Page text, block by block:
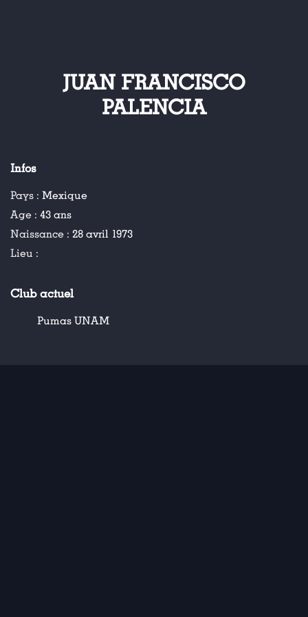
JUAN FRANCISCO
PALENCIA
Infos
Pays : Mexique
Age : 43 ans
Naissance : 28 avril 1973
Lieu :
Club actuel
Pumas UNAM